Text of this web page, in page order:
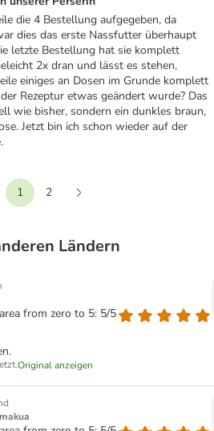
die 4 Bestellung aufgegeben, da
dies das erste Nassfutter überhaupt
letzte Bestellung hat sie komplett
2x dran und lässt es stehen,
einiges an Dosen im Grunde komplett
Rezeptur etwas geändert wurde? Das
wie bisher, sondern ein dunkles braun,
Jetzt bin ich schon wieder auf der
1
2
Ländern
from zero to 5: 5/5
Original anzeigen